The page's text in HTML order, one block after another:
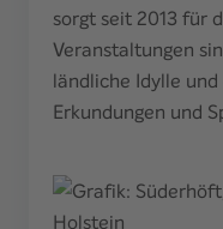
sorgt seit 2013 für
Veranstaltungen
ländliche Idylle
Erkundungen und